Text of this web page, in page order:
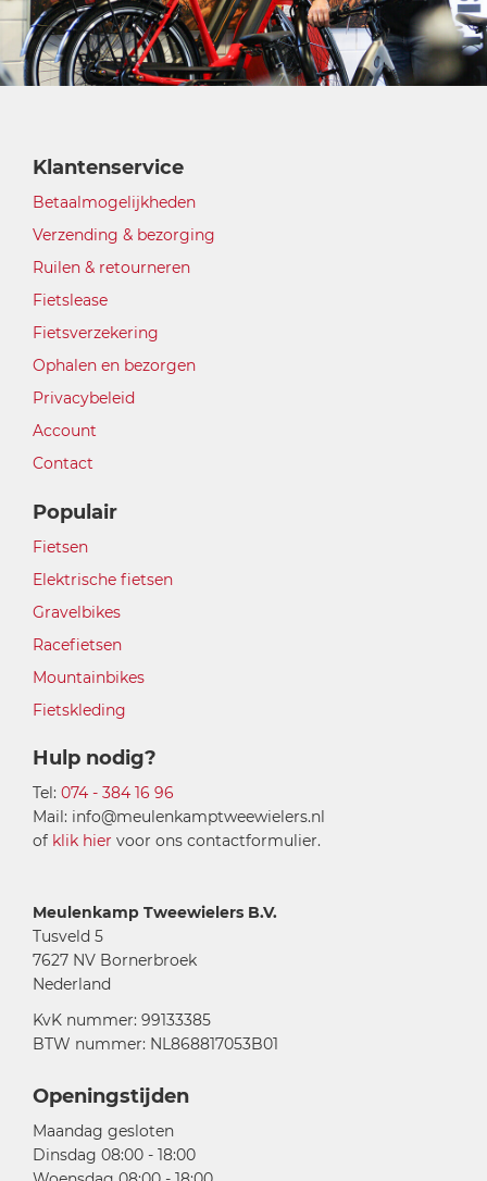
Klantenservice
Betaalmogelijkheden
Verzending & bezorging
Ruilen & retourneren
Fietslease
Fietsverzekering
Ophalen en bezorgen
Privacybeleid
Account
Contact
Populair
Fietsen
Elektrische fietsen
Gravelbikes
Racefietsen
Mountainbikes
Fietskleding
Hulp nodig?
Tel: 074 - 384 16 96
Mail: info@meulenkamptweewielers.nl
of klik hier voor ons contactformulier.
Meulenkamp Tweewielers B.V.
Tusveld 5
7627 NV Bornerbroek
Nederland
KvK nummer: 99133385
BTW nummer: NL868817053B01
Openingstijden
Maandag gesloten
Dinsdag 08:00 - 18:00